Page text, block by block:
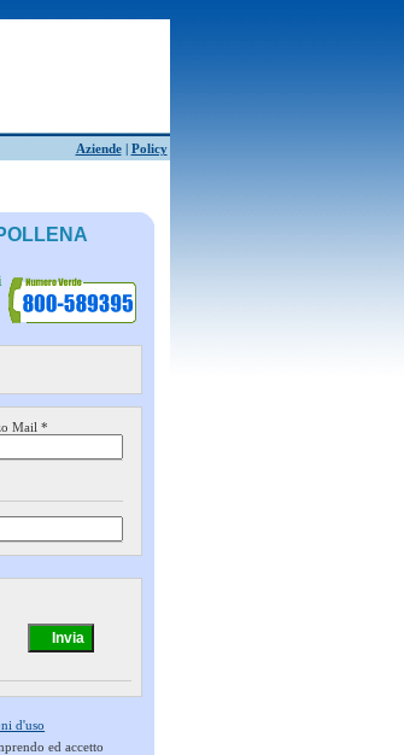
Aziende| Policy
Mail *
d'uso
ed accetto